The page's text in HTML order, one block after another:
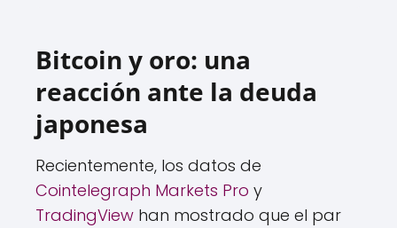
Bitcoin y oro: una
reacción ante la deuda
japonesa
Recientemente, los datos de
Cointelegraph Markets Pro y
TradingView han mostrado que el par